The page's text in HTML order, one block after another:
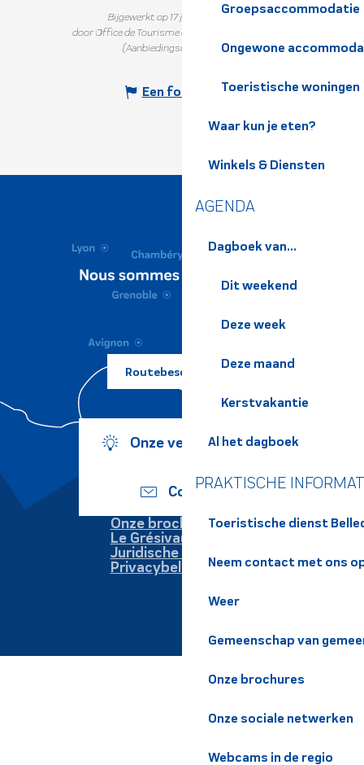
Groepsaccommodatie
Ongewone
Toeristische woningen
Waar kun je eten?
Winkels & Diensten
AGENDA
Dagboek van...
Dit weekend
Deze week
Deze maand
Kerstvakantie
Al het dagboek
PRAKTISCHE
Toeristische dienst
Neem contact met ons
Weer
Gemeenschap van
Onze brochures
Onze sociale netwerken
Webcams in de regio
Bijgewerkt op 17 juni 2026 in 10:43
door Office de Tourisme de Belledonne Chartreuse
(Aanbiedingscode :
445871)
Een fout melden
Routebeschrijving ?
Onze verplichtingen
Contact
Onze brochures
Le Grésivaudan
Juridische informatie
Privacybeleid